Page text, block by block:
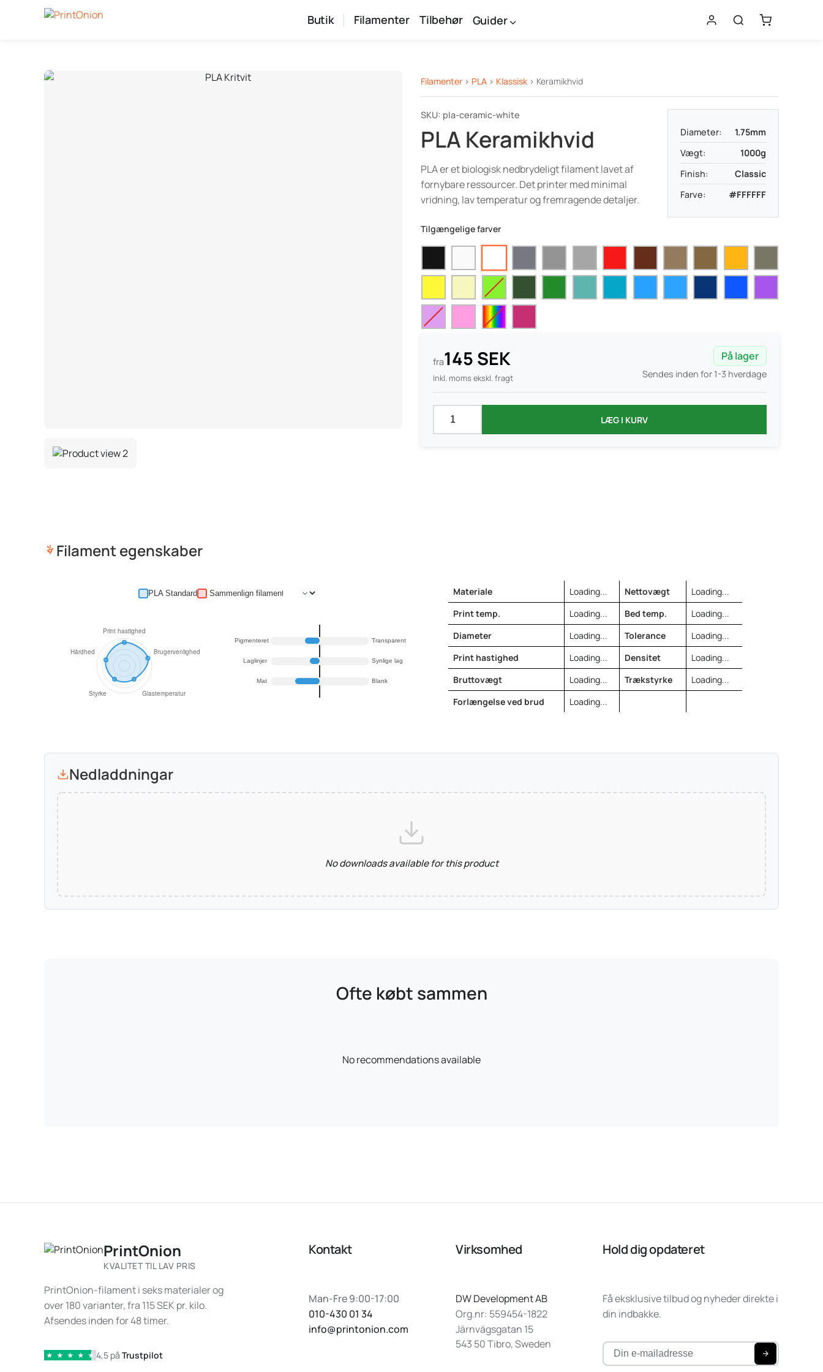
Butik Filamenter Tilbehør Guider
Filamenter > PLA > Klassisk > Keramikhvid
SKU: pla-ceramic-white
PLA Keramikhvid
PLA er et biologisk nedbrydeligt filament lavet af
fornybare ressourcer. Det printer med minimal
vridning, lav temperatur og fremragende detaljer.
Diameter:
1.75mm
Vægt:
1000g
Finish:
Classic
Farve:
#FFFFFF
Tilgængelige farver
fra145 SEK
Inkl. moms ekskl. fragt
På lager
Sendes inden for 1-3 hverdage
LÆG I KURV
Filament egenskaber
PLA Standard
Pigmenteret Transparent
Laglinjer Synlige lag
Mat Blank
Materiale Loading... Nettovægt
Loading...
Print temp.
Loading... Bed temp.
Loading...
Diameter
Loading... Tolerance
Loading...
Print hastighed
Loading... Densitet
Loading...
Bruttovægt
Loading... Trækstyrke
Loading...
Forlængelse ved brud
Loading...
Nedladdningar
No downloads available for this product
Ofte købt sammen
No recommendations available
PrintOnion
KVALITET TIL LAV PRIS
PrintOnion-filament i seks materialer og
over 180 varianter, fra 115 SEK pr. kilo.
Afsendes inden for 48 timer.
★ ★ ★ ★ ★ 4,5 på Trustpilot
Kontakt
Man-Fre 9:00-17:00
010-430 01 34
info@printonion.com
Virksomhed
DW Development AB
Org.nr: 559454-1822
Järnvägsgatan 15
543 50 Tibro, Sweden
Hold dig opdateret
Få eksklusive tilbud og nyheder direkte i
din indbakke.